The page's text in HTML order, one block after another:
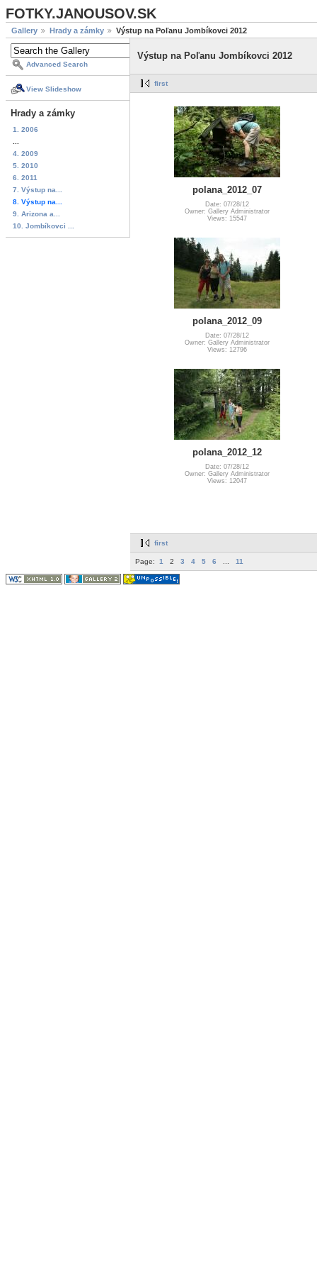
FOTKY.JANOUSOV.SK
Gallery Hrady a zámky Výstup na Poľanu Jombíkovci 2012
Advanced Search
View Slideshow
Hrady a zámky
1. 2006
4. 2009
5. 2010
6. 2011
7. Výstup na...
8. Výstup na...
9. Arizona a...
10. Jombíkovci ...
Výstup na Poľanu Jombíkovci 2012
first
polana_2012_07
Date: 07/28/12
Owner: Gallery Administrator
Views: 15547
polana_2012_09
Date: 07/28/12
Owner: Gallery Administrator
Views: 12796
polana_2012_12
Date: 07/28/12
Owner: Gallery Administrator
Views: 12047
first
Page: 1 2 3 4 5 6 11